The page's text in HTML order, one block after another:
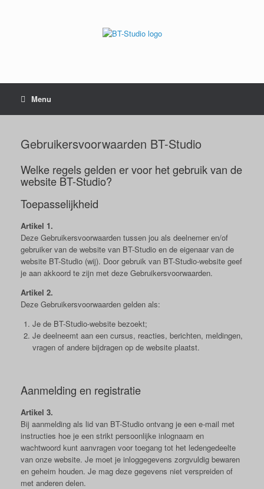
Menu
Gebruikersvoorwaarden BT-Studio
Welke regels gelden er voor het gebruik van de
website BT-Studio?
Toepasselijkheid
Artikel 1.
Deze Gebruikersvoorwaarden tussen jou als deelnemer en/of
gebruiker van de website van BT-Studio en de eigenaar van de
website BT-Studio (wij). Door gebruik van BT-Studio-website geef
je aan akkoord te zijn met deze Gebruikersvoorwaarden.
Artikel 2.
Deze Gebruikersvoorwaarden gelden als:
Je de BT-Studio-website bezoekt;
Je deelneemt aan een cursus, reacties, berichten, meldingen,
vragen of andere bijdragen op de website plaatst.
Aanmelding en registratie
Artikel 3.
Bij aanmelding als lid van BT-Studio ontvang je een e-mail met
instructies hoe je een strikt persoonlijke inlognaam en
wachtwoord kunt aanvragen voor toegang tot het ledengedeelte
van onze website. Je moet je inloggegevens zorgvuldig bewaren
en geheim houden. Je mag deze gegevens niet verspreiden of
met anderen delen.